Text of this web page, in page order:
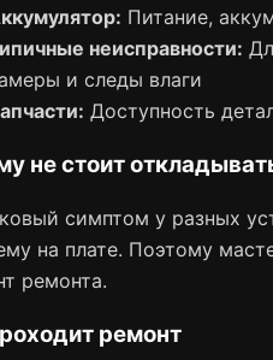
Питание,
неисправности:
и следы влаги
Доступность
не стоит
симптом у разных
на плате. Поэтому
ремонта.
ремонт